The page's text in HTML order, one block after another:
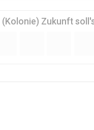
(Kolonie) Zukunft